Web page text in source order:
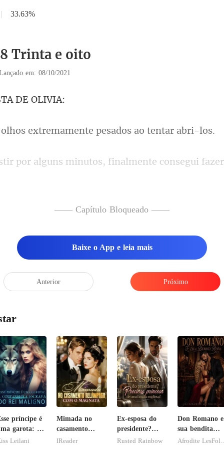
| 33.63%
Trinta e oito
em: 08/10/2021
D
extremamente pesados
alguns minutos, finalme
ndo meu corpo
—— Capítulo Bloqueado ——
Baixe o App e leia mais
Anterior Próximo
príncipe é
garota: A
Leilani
Mimada no
casamento
relâmpago com
IReader
Ex-esposa do
presidente?
Preciosa
Rusted Rainbow
Don Romano e
sua bendita
ruína